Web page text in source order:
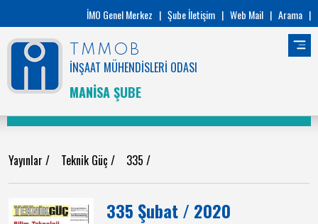
İMO Genel Merkez | Şube İletişim | Web Mail | Arama |
TMMOB
İNŞAAT MÜHENDİSLERİ ODASI
MANİSA ŞUBE
Yayınlar / Teknik Güç / 335 /
335 Şubat / 2020